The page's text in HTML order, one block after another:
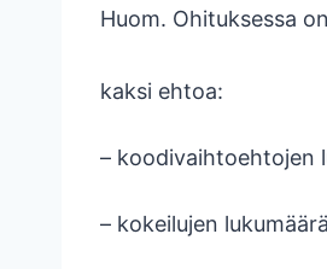
Huom. Ohituksessa
kaksi ehtoa:
– koodivaihtoehtojen
– kokeilujen